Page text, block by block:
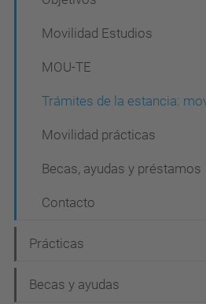
Movilidad Estudios
MOU-TE
Trámites de la estancia:
Movilidad prácticas
Becas, ayudas y préstamos
Contacto
Prácticas
Becas y ayudas